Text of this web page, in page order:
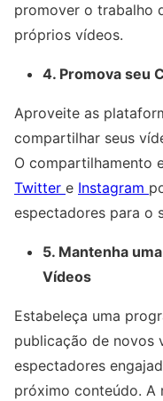
promover o trabalho
próprios vídeos.
4. Promova seu
Aproveite as
compartilhar seus
O compartilhamento
Twitter e Instagram
espectadores para o
5. Mantenha
Vídeos
Estabeleça uma
publicação de novos
espectadores
próximo conteúdo. A